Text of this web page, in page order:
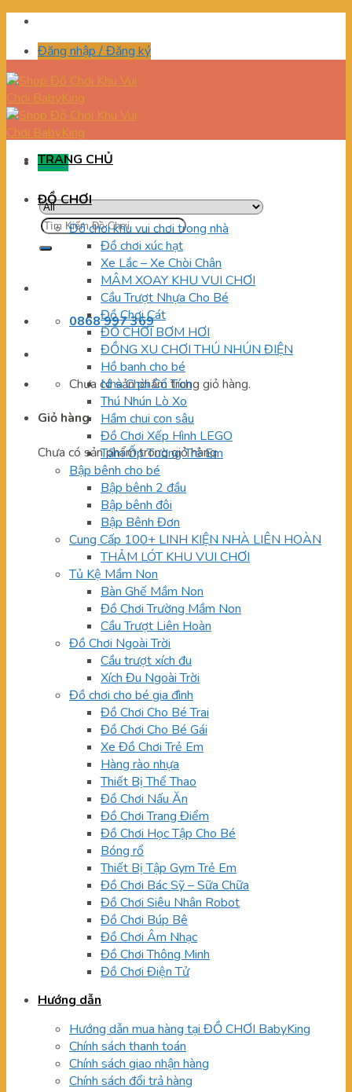
Skip
contentĐăng nhập / Đăng ký
Menu
Tìm
kiếm:
0868 997 369
Chưa có sản phẩm trong giỏ hàng.
Giỏ hàng
Chưa có sản phẩm trong giỏ hàng.
TRANG CHỦ
ĐỒ CHƠI
Đồ chơi khu vui chơi trong nhà
Đồ chơi xúc hạt
Xe Lắc – Xe Chòi Chân
MÂM XOAY KHU VUI CHƠI
Cầu Trượt Nhựa Cho Bé
Đồ Chơi Cát
ĐỒ CHƠI BƠM HƠI
ĐỒNG XU CHƠI THÚ NHÚN ĐIỆN
Hồ banh cho bé
Nhà Chòi Cổ Tích
Thú Nhún Lò Xo
Hầm chui con sâu
Đồ Chơi Xếp Hình LEGO
Tấm Ốp Tường Trẻ Em
Bập bênh cho bé
Bập bênh 2 đầu
Bập bênh đôi
Bập Bênh Đơn
Cung Cấp 100+ LINH KIỆN NHÀ LIÊN HOÀN
THẢM LÓT KHU VUI CHƠI
Tủ Kệ Mầm Non
Bàn Ghế Mầm Non
Đồ Chơi Trường Mầm Non
Cầu Trượt Liên Hoàn
Đồ Chơi Ngoài Trời
Cầu trượt xích đu
Xích Đu Ngoài Trời
Đồ chơi cho bé gia đình
Đồ Chơi Cho Bé Trai
Đồ Chơi Cho Bé Gái
Xe Đồ Chơi Trẻ Em
Hàng rào nhựa
Thiết Bị Thể Thao
Đồ Chơi Nấu Ăn
Đồ Chơi Trang Điểm
Đồ Chơi Học Tập Cho Bé
Bóng rổ
Thiết Bị Tập Gym Trẻ Em
Đồ Chơi Bác Sỹ – Sữa Chữa
Đồ Chơi Siêu Nhân Robot
Đồ Chơi Búp Bê
Đồ Chơi Âm Nhạc
Đồ Chơi Thông Minh
Đồ Chơi Điện Tử
Hướng dẫn
Hướng dẫn mua hàng tại ĐỒ CHƠI BabyKing
Chính sách thanh toán
Chính sách giao nhận hàng
Chính sách đổi trả hàng